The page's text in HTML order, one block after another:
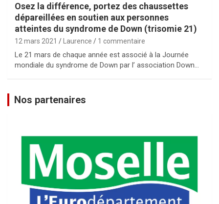
Osez la différence, portez des chaussettes
dépareillées en soutien aux personnes
atteintes du syndrome de Down (trisomie 21)
12 mars 2021 Laurence 1 commentaire
Le 21 mars de chaque année est associé à la Journée
mondiale du syndrome de Down par l’ association Down…
Nos partenaires